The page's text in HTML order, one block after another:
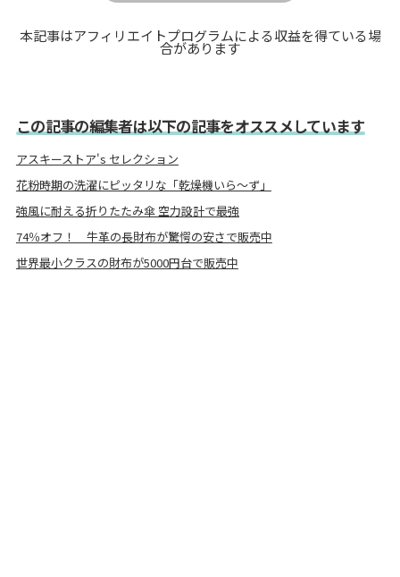
本記事はアフィリエイトプログラムによる収益を得ている場
合があります
この記事の編集者は以下の記事をオススメしています
アスキーストア's セレクション
花粉時期の洗濯にピッタリな「乾燥機いら〜ず」
強風に耐える折りたたみ傘 空力設計で最強
74％オフ！ 牛革の長財布が驚愕の安さで販売中
世界最小クラスの財布が5000円台で販売中